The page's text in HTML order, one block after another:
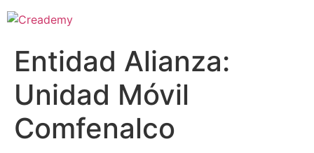
Entidad Alianza:
Unidad Móvil
Comfenalco